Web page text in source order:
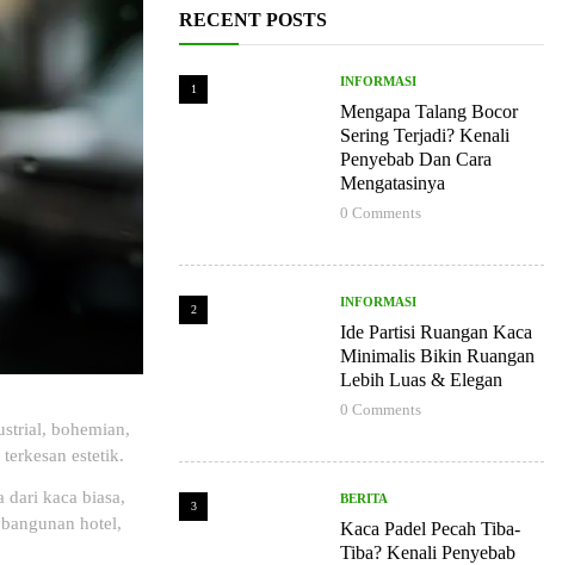
bohemian,
estetik.
dari kaca biasa,
hotel,
RECENT POSTS
1
INFORMASI
Mengapa Talang Bocor
Sering Terjadi? Kenali
Penyebab Dan Cara
Mengatasinya
0 Comments
2
INFORMASI
Ide Partisi Ruangan Kaca
Minimalis Bikin Ruangan
Lebih Luas & Elegan
0 Comments
3
BERITA
Kaca Padel Pecah Tiba-
Tiba? Kenali Penyebab